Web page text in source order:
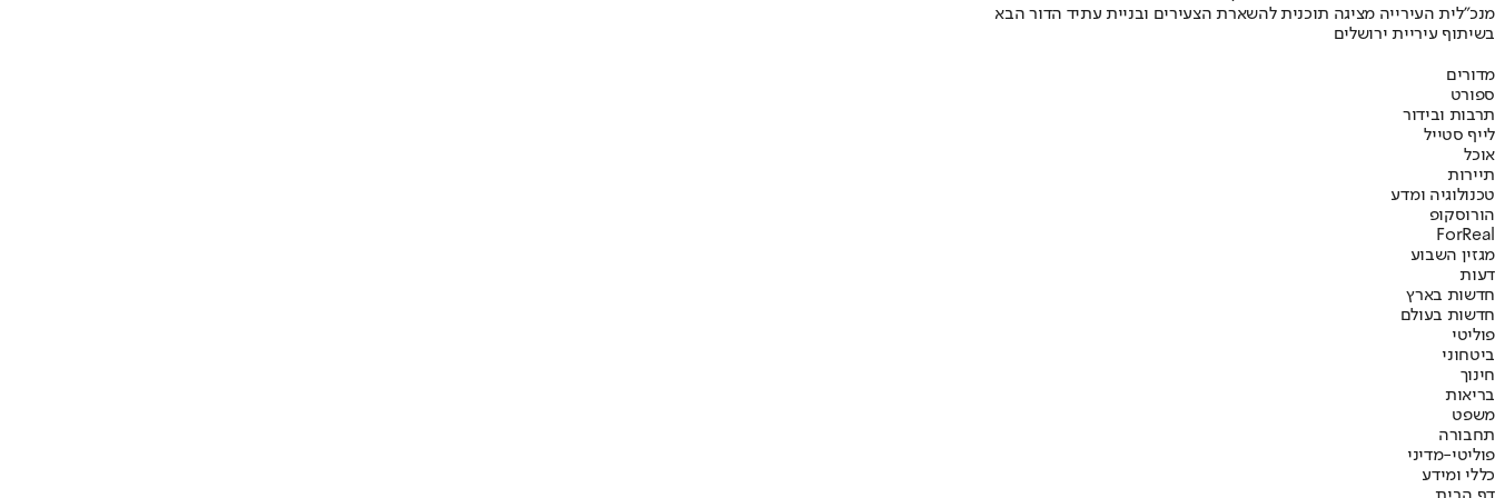
מנכ"לית העירייה מציגה תוכנית להשארת הצעירים ובניית עתיד הדור הבא
בשיתוף עיריית ירושלים
מדורים
ספורט
תרבות ובידור
לייף סטייל
אוכל
תיירות
טכנולוגיה ומדע
הורוסקופ
ForReal
מגזין השבוע
דעות
חדשות בארץ
חדשות בעולם
פוליטי
ביטחוני
חינוך
בריאות
משפט
תחבורה
פוליטי-מדיני
כללי ומידע